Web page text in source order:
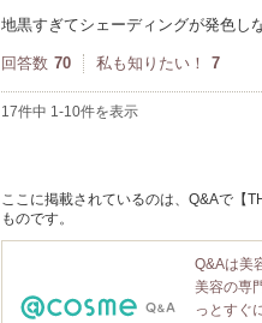
地黒すぎてシェーディングが発色
回答数 70 私も知りたい！ 7
17件中 1-10件を表示
ここに掲載されているのは、Q&Aで【
ものです。
Q&Aは美
美容の専
っとすぐ